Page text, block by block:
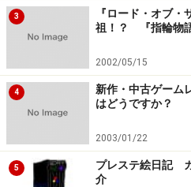
3
『ロード・オブ・
祖！？ 『指輪物
2002/05/15
4
新作・中古ゲー
はどうですか？
2003/01/22
5
プレステ絵日記
介